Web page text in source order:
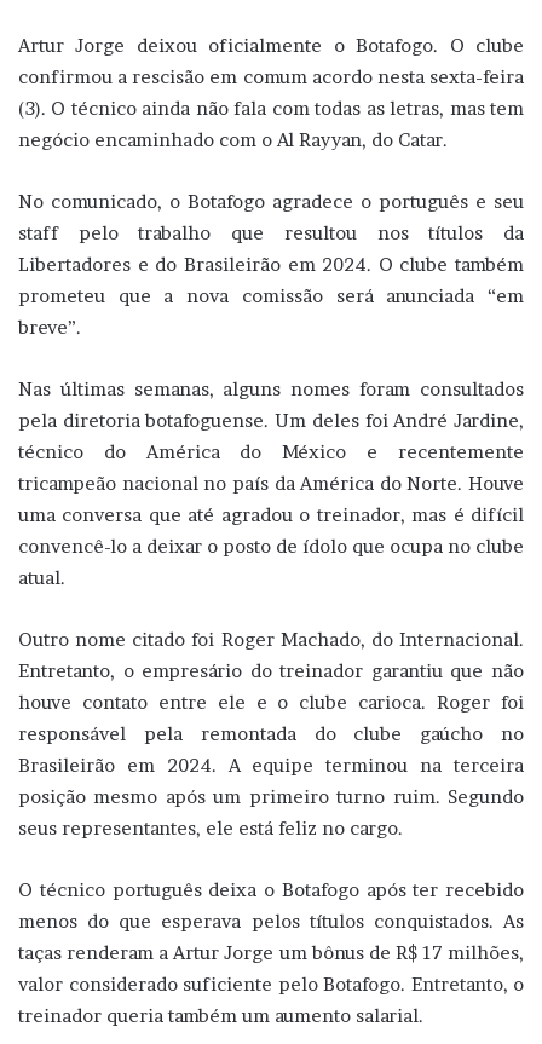
Artur Jorge deixou oficialmente o Botafogo. O clube
confirmou a rescisão em comum acordo nesta sexta-feira
(3). O técnico ainda não fala com todas as letras, mas tem
negócio encaminhado com o Al Rayyan, do Catar.
No comunicado, o Botafogo agradece o português e seu
staff pelo trabalho que resultou nos títulos da
Libertadores e do Brasileirão em 2024. O clube também
prometeu que a nova comissão será anunciada “em
breve”.
Nas últimas semanas, alguns nomes foram consultados
pela diretoria botafoguense. Um deles foi André Jardine,
técnico do América do México e recentemente
tricampeão nacional no país da América do Norte. Houve
uma conversa que até agradou o treinador, mas é difícil
convencê-lo a deixar o posto de ídolo que ocupa no clube
atual.
Outro nome citado foi Roger Machado, do Internacional.
Entretanto, o empresário do treinador garantiu que não
houve contato entre ele e o clube carioca. Roger foi
responsável pela remontada do clube gaúcho no
Brasileirão em 2024. A equipe terminou na terceira
posição mesmo após um primeiro turno ruim. Segundo
seus representantes, ele está feliz no cargo.
O técnico português deixa o Botafogo após ter recebido
menos do que esperava pelos títulos conquistados. As
taças renderam a Artur Jorge um bônus de R$ 17 milhões,
valor considerado suficiente pelo Botafogo. Entretanto, o
treinador queria também um aumento salarial.